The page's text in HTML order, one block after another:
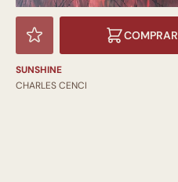
COMPRAR
SUNSHINE
CHARLES CENCI